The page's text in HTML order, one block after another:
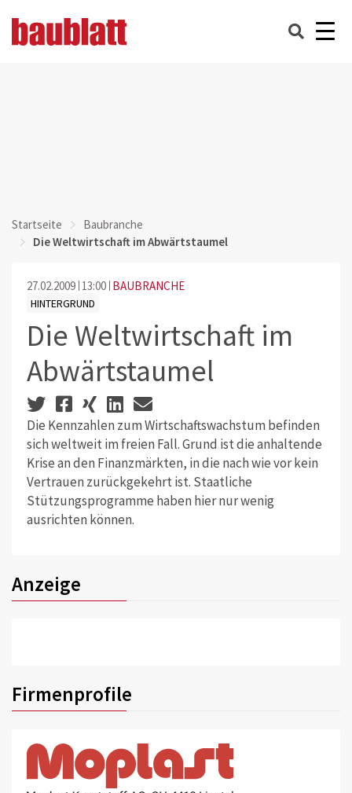
Startseite
Baubranche
Die Weltwirtschaft im Abwärtstaumel
27.02.2009 13:00 BAUBRANCHE
HINTERGRUND
Die Weltwirtschaft im
Abwärtstaumel
Die Kennzahlen zum Wirtschaftswachstum befinden
sich weltweit im freien Fall. Grund ist die anhaltende
Krise an den Finanzmärkten, in die nach wie vor kein
Vertrauen zurückgekehrt ist. Staatliche
Stützungsprogramme haben hier nur wenig
ausrichten können.
Anzeige
Firmenprofile